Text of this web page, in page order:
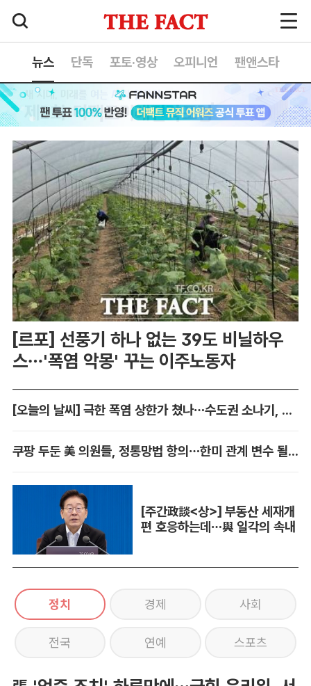
뉴스 단독 포토·영상 오피니언 팬앤스타
[르포] 선풍기 하나 없는 39도 비닐하우
스…'폭염 악몽' 꾸는 이주노동자
[오늘의 날씨] 극한 폭염 상한가 쳤나…수도권 소나기, 동해안에 폭우
쿠팡 두둔 美 의원들, 정통망법 항의…한미 관계 변수 될까
[주간政談<상>] 부동산 세재개
편 호응하는데…與 일각의 속내
정치 경제 사회
전국 연예 스포츠